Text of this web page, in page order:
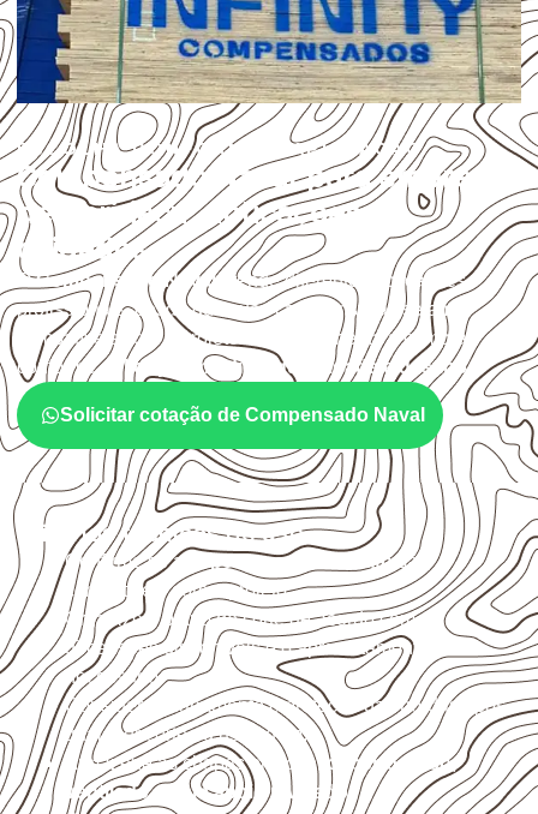
ESCOLHA CONFORME A APLICAÇÃO
Compensado Naval para empresas
de Caririaçu: aplicações e
cuidados
OCompensado Navalatende diferentes aplicações
profissionais, desde que suas características sejam
compatíveis com o projeto. A Infinity orienta a compra
conformeaplicação, medida, quantidade e destino.
Solicitar cotação de Compensado Naval
Critérios técnicos de uso
Confirme se a espessura e o formatosão
compatíveis com o projeto.
Organize o plano de corte de acordo com as
dimensões disponíveis e o aproveitamento
necessário.
Considere acabamento e proteção das bordas após
qualquer corte ou usinagem.
Armazene as chapas em local coberto, seco,
ventilado e com apoio nivelado.